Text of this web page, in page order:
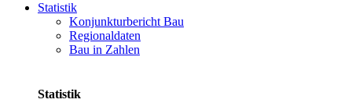
Statistik
Konjunkturbericht Bau
Regionaldaten
Bau in Zahlen
Statistik